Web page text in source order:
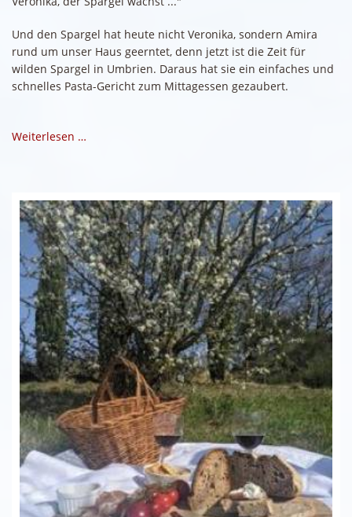
Und den Spargel hat heute nicht Veronika, sondern Amira
rund um unser Haus geerntet, denn jetzt ist die Zeit für
wilden Spargel in Umbrien. Daraus hat sie ein einfaches und
schnelles Pasta-Gericht zum Mittagessen gezaubert.
Weiterlesen …